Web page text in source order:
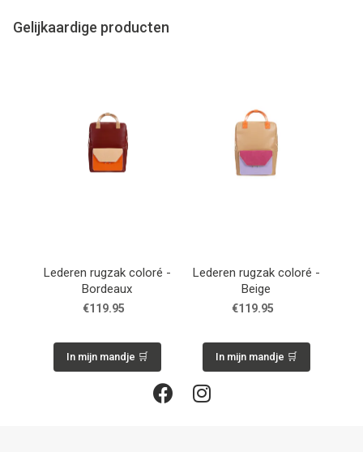
Gelijkaardige producten
Lederen rugzak coloré -
Bordeaux
€119.95
In mijn mandje 🛒
Lederen rugzak coloré -
Beige
€119.95
In mijn mandje 🛒